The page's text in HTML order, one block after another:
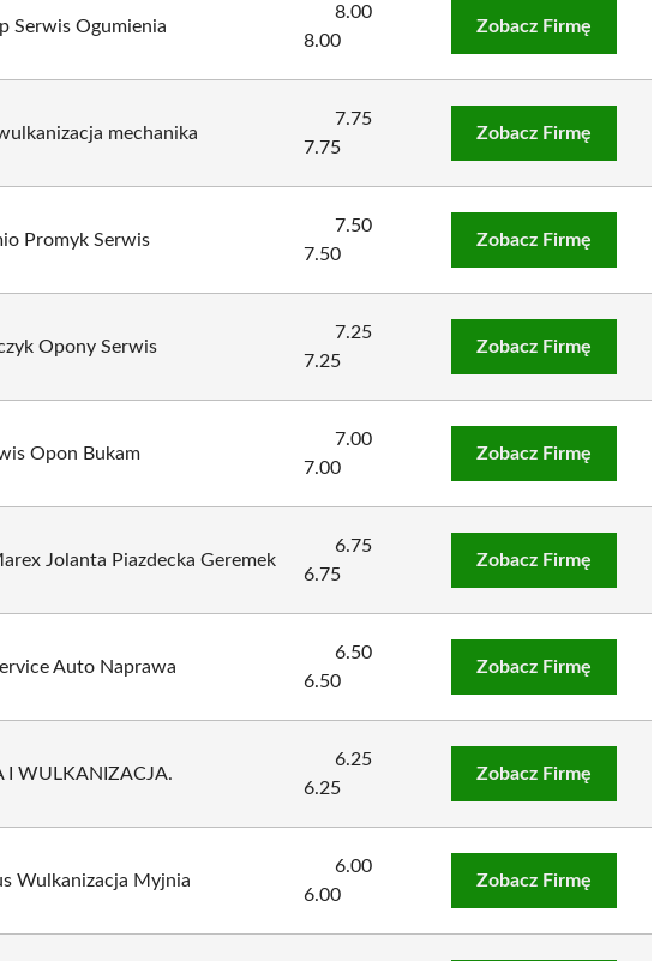
Serwis Ogumienia
8.00
8.00
Zobacz Firmę
mechanika
7.75
7.75
Zobacz Firmę
Promyk Serwis
7.50
7.50
Zobacz Firmę
Opony Serwis
7.25
7.25
Zobacz Firmę
Opon Bukam
7.00
7.00
Zobacz Firmę
Jolanta Piazdecka Geremek
6.75
6.75
Zobacz Firmę
Auto Naprawa
6.50
6.50
Zobacz Firmę
I WULKANIZACJA.
6.25
6.25
Zobacz Firmę
Wulkanizacja Myjnia
6.00
6.00
Zobacz Firmę